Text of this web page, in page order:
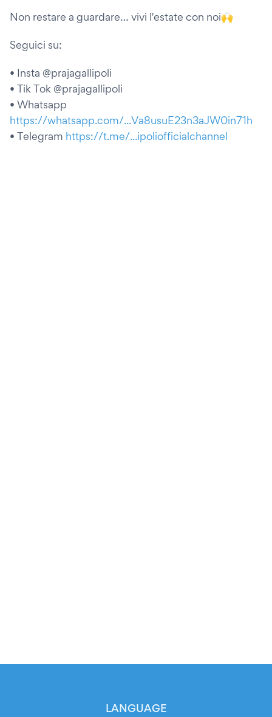
Non restare a guardare… vivi l'estate con noi🙌
Seguici su:
• Insta @prajagallipoli
• Tik Tok @prajagallipoli
• Whatsapp
https://whatsapp.com/...Va8usuE23n3aJW0in71h
• Telegram https://t.me/...ipoliofficialchannel
LANGUAGE